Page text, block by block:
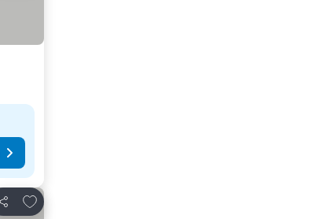
Paylaş
Favorilerime ekle